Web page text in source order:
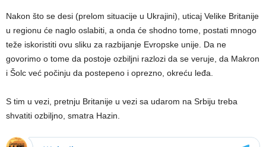
Nakon što se desi (prelom situacije u Ukrajini), uticaj Velike Britanije
u regionu će naglo oslabiti, a onda će shodno tome, postati mnogo
teže iskoristiti ovu sliku za razbijanje Evropske unije. Da ne
govorimo o tome da postoje ozbiljni razlozi da se veruje, da Makron
i Šolc već počinju da postepeno i oprezno, okreću leđa.
S tim u vezi, pretnju Britanije u vezi sa udarom na Srbiju treba
shvatiti ozbiljno, smatra Hazin.